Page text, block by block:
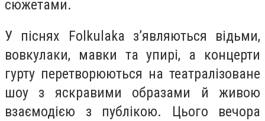
сюжетами.
У піснях Folkulaka з’являються відьми,
вовкулаки, мавки та упирі, а концерти
гурту перетворюються на театралізоване
шоу з яскравими образами й живою
взаємодією з публікою. Цього вечора